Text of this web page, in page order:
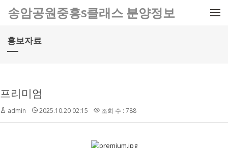
메뉴 건너뛰기
송암공원중흥s클래스 분양정보
홍보자료
프리미엄
admin 2025.10.20 02:15 조회 수 : 788